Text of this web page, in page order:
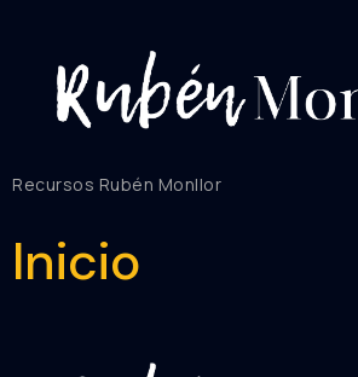
Recursos Rubén Monllor
Inicio